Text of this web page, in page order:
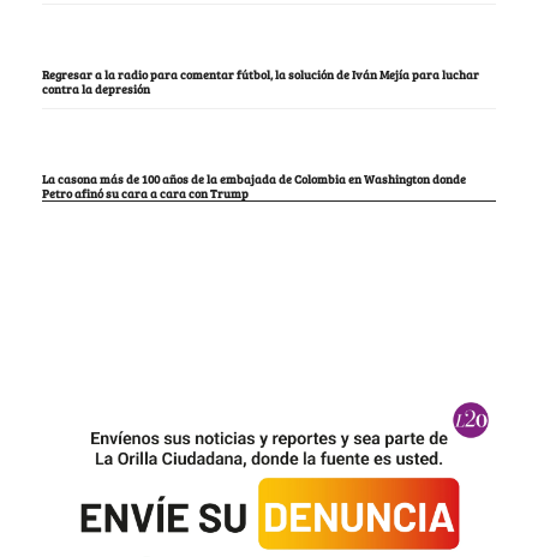
Regresar a la radio para comentar fútbol, la solución de Iván Mejía para luchar
contra la depresión
La casona más de 100 años de la embajada de Colombia en Washington donde
Petro afinó su cara a cara con Trump